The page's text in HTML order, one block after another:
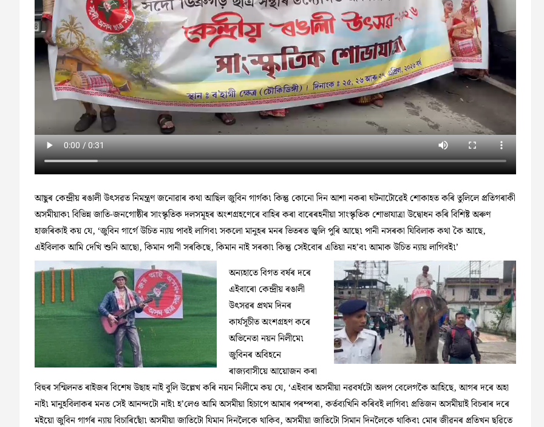
আছুৰ কেন্দ্ৰীয় ৰঙালী উৎসৱত নিমন্ত্ৰণ জনোৱাৰ কথা আছিল জুবিন গাৰ্গক৷ কিন্তু কোনো দিন আশা নকৰা ঘটনাটোৱেই শোকাহত কৰি তুলিলে প্ৰতিগৰাকী
অসমীয়াক৷ বিভিন্ন জাতি-জনগোষ্ঠীৰ সাংস্কৃতিক দলসমূহৰ অংশগ্ৰহণেৰে বাহিৰ কৰা বাৰেৰহনীয়া সাংস্কৃতিক শোভাযাত্ৰা উদ্বোধন কৰি বিশিষ্ট অৰুণ
হাজৰিকাই কয় যে, ‘জুবিন গাৰ্গে উচিত ন্যায় পাবই লাগিব৷ সকলো মানুহৰ মনৰ ভিতৰত জ্বলি পুৰি আছে৷ পানী নসৰকা যিবিলাক কথা কৈ আছে,
এইবিলাক আমি দেখি শুনি আছো, কিমান পানী সৰকিছে, কিমান নাই সৰকা৷ কিন্তু সেইবোৰ এতিয়া নহ’ব৷ আমাক উচিত ন্যায় লাগিবই৷’
অন্যহাতে বিগত বৰ্ষৰ দৰে
এইবাৰো কেন্দ্ৰীয় ৰঙালী
উৎসৱৰ প্ৰথম দিনৰ
কাৰ্যসূচীত অংশগ্ৰহণ কৰে
অভিনেতা নয়ন নিলীমে৷
জুবিনৰ অবিহনে
ৰাজ্যবাসীয়ে আয়োজন কৰা
বিহুৰ সন্মিলনত ৰাইজৰ বিশেষ উছাহ নাই বুলি উল্লেখ কৰি নয়ন নিলীমে কয় যে, ‘এইবাৰ অসমীয়া নৱবৰ্ষটো অলপ বেলেগকৈ আহিছে, আগৰ দৰে অহা
নাই৷ মানুহবিলাকৰ মনত সেই আনন্দটো নাই৷ হ’লেও আমি অসমীয়া হিচাপে আমাৰ পৰম্পৰা, কৰ্তব্যখিনি কৰিবই লাগিব৷ প্ৰতিজন অসমীয়াই বিচৰাৰ দৰে
মইয়ো জুবিন গাৰ্গৰ ন্যায় বিচাৰিছোঁ৷ অসমীয়া জাতিটো যিমান দিনলৈকে থাকিব, অসমীয়া জাতিটো সিমান দিনলৈকে থাকিব৷ মোৰ জীৱনৰ প্ৰতিখন ছৱিতে